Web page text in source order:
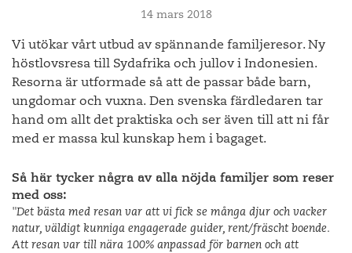
14 mars 2018
Vi utökar vårt utbud av spännande familjeresor. Ny
höstlovsresa till Sydafrika och jullov i Indonesien.
Resorna är utformade så att de passar både barn,
ungdomar och vuxna. Den svenska färdledaren tar
hand om allt det praktiska och ser även till att ni får
med er massa kul kunskap hem i bagaget.
Så här tycker några av alla nöjda familjer som reser
med oss:
"Det bästa med resan var att vi fick se många djur och vacker
natur, väldigt kunniga engagerade guider, rent/fräscht boende.
Att resan var till nära 100% anpassad för barnen och att